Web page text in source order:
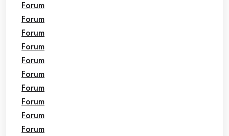
Forum
Forum
Forum
Forum
Forum
Forum
Forum
Forum
Forum
Forum